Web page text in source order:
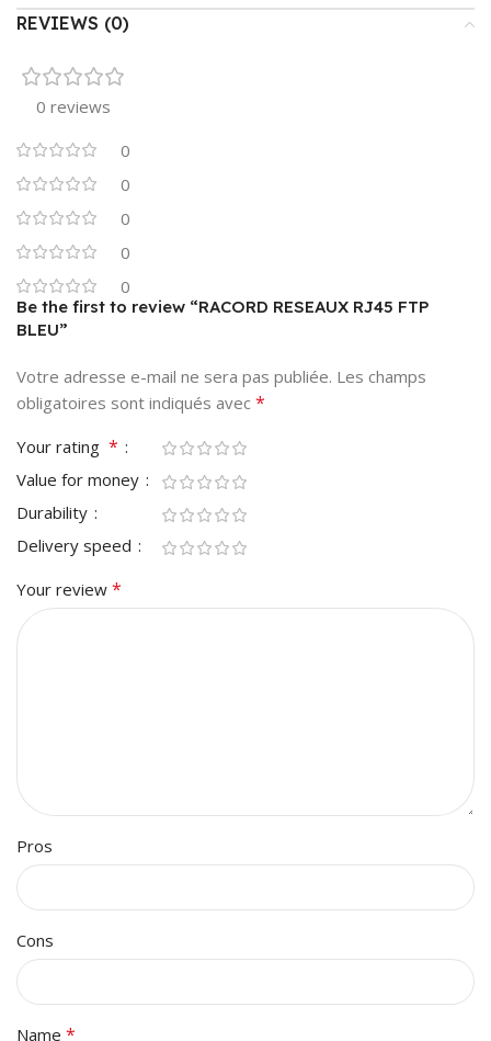
REVIEWS (0)
0 reviews
0
0
0
0
0
Be the first to review “RACORD RESEAUX RJ45 FTP
BLEU”
Votre adresse e-mail ne sera pas publiée. Les champs
obligatoires sont indiqués avec *
Your rating *
Value for money
Durability
Delivery speed
Your review *
Pros
Cons
Name *